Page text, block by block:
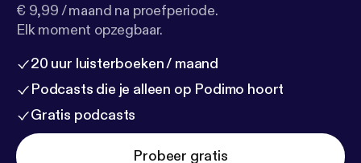
€ 9,99 / maand na proefperiode.
Elk moment opzegbaar.
20 uur luisterboeken / maand
Podcasts die je alleen op Podimo hoort
Gratis podcasts
Probeer gratis